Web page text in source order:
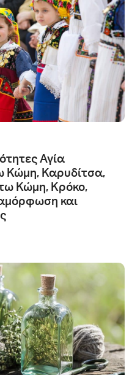
Αγία
Κώμη, Καρυδίτσα,
Κώμη, Κρόκο,
και